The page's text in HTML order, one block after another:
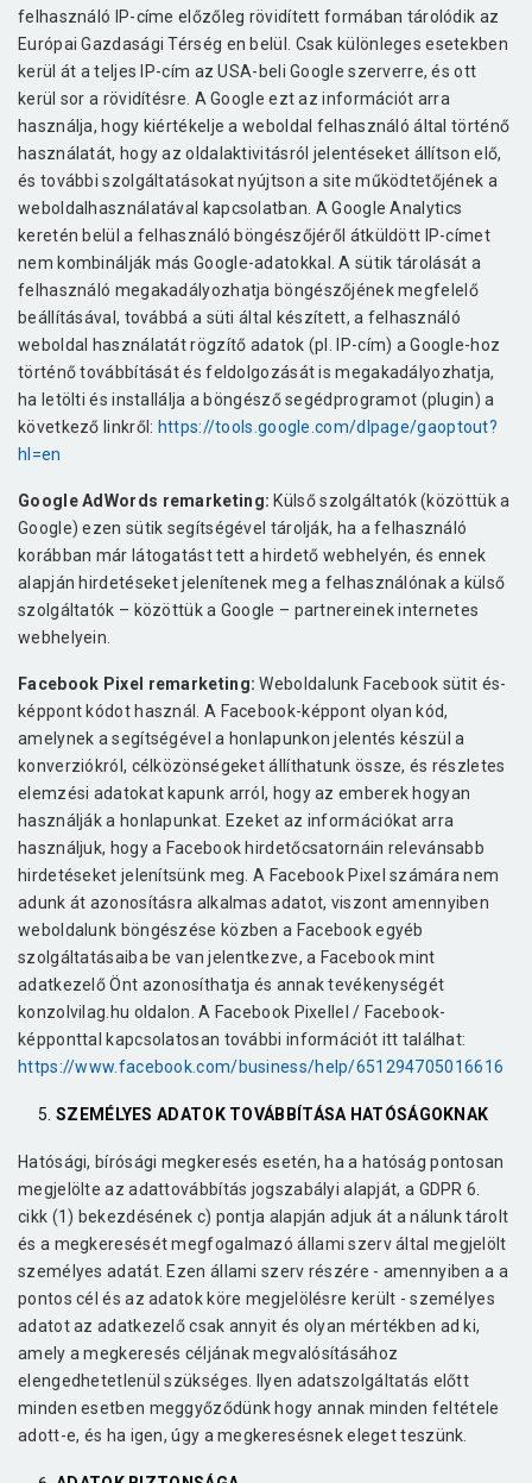
felhasználó IP-címe előzőleg rövidített formában tárolódik az
Európai Gazdasági Térség en belül. Csak különleges esetekben
kerül át a teljes IP-cím az USA-beli Google szerverre, és ott
kerül sor a rövidítésre. A Google ezt az információt arra
használja, hogy kiértékelje a weboldal felhasználó által történő
használatát, hogy az oldalaktivitásról jelentéseket állítson elő,
és további szolgáltatásokat nyújtson a site működtetőjének a
weboldalhasználatával kapcsolatban. A Google Analytics
keretén belül a felhasználó böngészőjéről átküldött IP-címet
nem kombinálják más Google-adatokkal. A sütik tárolását a
felhasználó megakadályozhatja böngészőjének megfelelő
beállításával, továbbá a süti által készített, a felhasználó
weboldal használatát rögzítő adatok (pl. IP-cím) a Google-hoz
történő továbbítását és feldolgozását is megakadályozhatja,
ha letölti és installálja a böngésző segédprogramot (plugin) a
következő linkről: https://tools.google.com/dlpage/gaoptout?
hl=en
Google AdWords remarketing: Külső szolgáltatók (közöttük a
Google) ezen sütik segítségével tárolják, ha a felhasználó
korábban már látogatást tett a hirdető webhelyén, és ennek
alapján hirdetéseket jelenítenek meg a felhasználónak a külső
szolgáltatók – közöttük a Google – partnereinek internetes
webhelyein.
Facebook Pixel remarketing:Weboldalunk Facebook sütit és-
képpont kódot használ. A Facebook-képpont olyan kód,
amelynek a segítségével a honlapunkon jelentés készül a
konverziókról, célközönségeket állíthatunk össze, és részletes
elemzési adatokat kapunk arról, hogy az emberek hogyan
használják a honlapunkat. Ezeket az információkat arra
használjuk, hogy a Facebook hirdetőcsatornáin relevánsabb
hirdetéseket jelenítsünk meg. A Facebook Pixel számára nem
adunk át azonosításra alkalmas adatot, viszont amennyiben
weboldalunk böngészése közben a Facebook egyéb
szolgáltatásaiba be van jelentkezve, a Facebook mint
adatkezelő Önt azonosíthatja és annak tevékenységét
konzolvilag.hu oldalon. A Facebook Pixellel / Facebook-
képponttal kapcsolatosan további információt itt találhat:
https://www.facebook.com/business/help/651294705016616
SZEMÉLYES ADATOK TOVÁBBÍTÁSA HATÓSÁGOKNAK
Hatósági, bírósági megkeresés esetén, ha a hatóság pontosan
megjelölte az adattovábbítás jogszabályi alapját, a GDPR 6.
cikk (1) bekezdésének c) pontja alapján adjuk át a nálunk tárolt
és a megkeresését megfogalmazó állami szerv által megjelölt
személyes adatát. Ezen állami szerv részére - amennyiben a a
pontos cél és az adatok köre megjelölésre került - személyes
adatot az adatkezelő csak annyit és olyan mértékben ad ki,
amely a megkeresés céljának megvalósításához
elengedhetetlenül szükséges. Ilyen adatszolgáltatás előtt
minden esetben meggyőződünk hogy annak minden feltétele
adott-e, és ha igen, úgy a megkeresésnek eleget teszünk.